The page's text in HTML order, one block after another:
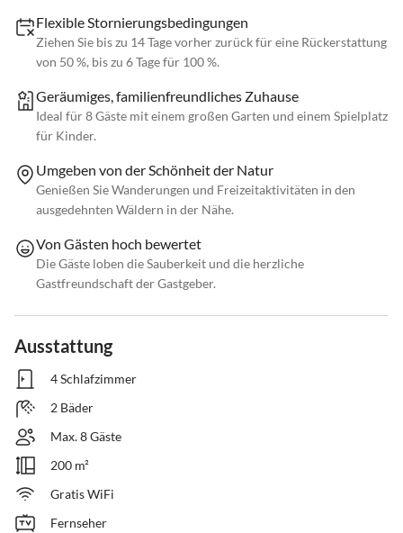
Flexible Stornierungsbedingungen
Ziehen Sie bis zu 14 Tage vorher zurück für eine Rückerstattung
von 50 %, bis zu 6 Tage für 100 %.
Geräumiges, familienfreundliches Zuhause
Ideal für 8 Gäste mit einem großen Garten und einem Spielplatz
für Kinder.
Umgeben von der Schönheit der Natur
Genießen Sie Wanderungen und Freizeitaktivitäten in den
ausgedehnten Wäldern in der Nähe.
Von Gästen hoch bewertet
Die Gäste loben die Sauberkeit und die herzliche
Gastfreundschaft der Gastgeber.
Ausstattung
4 Schlafzimmer
2 Bäder
Max. 8 Gäste
200 m²
Gratis WiFi
Fernseher